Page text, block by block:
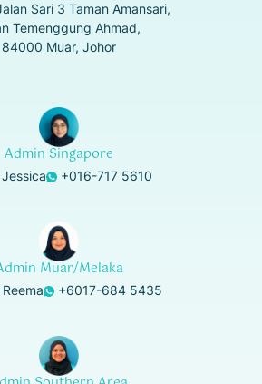
Sari 3 Taman Amansari,
Temenggung Ahmad,
84000 Muar, Johor
Admin Singapore
+016-717 5610
Muar/Melaka
+6017-684 5435